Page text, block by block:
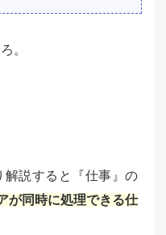
。
解説すると『仕事』の
が同時に処理できる仕